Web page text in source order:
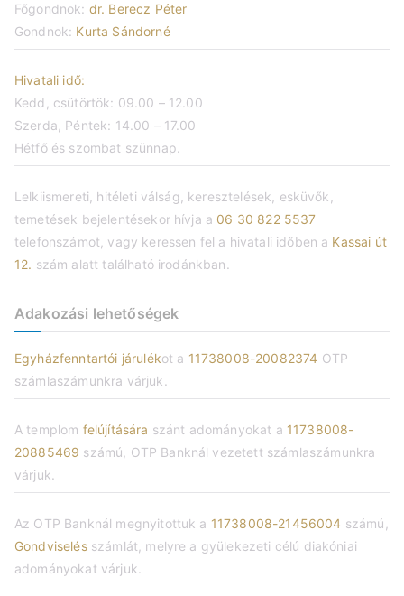
Főgondnok: dr. Berecz Péter
Gondnok: Kurta Sándorné
Hivatali idő:
Kedd, csütörtök: 09.00 – 12.00
Szerda, Péntek: 14.00 – 17.00
Hétfő és szombat szünnap.
Lelkiismereti, hitéleti válság, keresztelések, esküvők,
temetések bejelentésekor hívja a 06 30 822 5537
telefonszámot, vagy keressen fel a hivatali időben a Kassai út
12. szám alatt található irodánkban.
Adakozási lehetőségek
Egyházfenntartói járulékot a 11738008-20082374 OTP
számlaszámunkra várjuk.
A templom felújítására szánt adományokat a 11738008-
20885469 számú, OTP Banknál vezetett számlaszámunkra
várjuk.
Az OTP Banknál megnyitottuk a 11738008-21456004 számú,
Gondviselésszámlát, melyre a gyülekezeti célú diakóniai
adományokat várjuk.